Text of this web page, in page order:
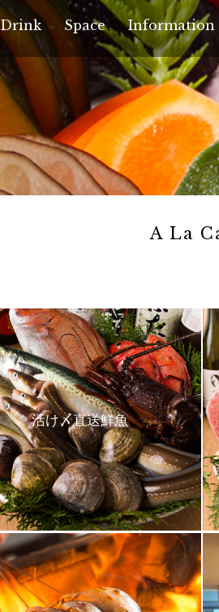
Drink Space Information
A La
活け〆直送鮮魚